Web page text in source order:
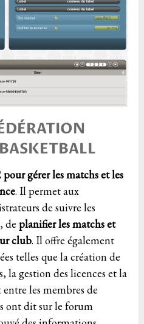
gérer les matchs et les
. Il permet aux
de suivre les
deplanifier les matchs et
club. Il offre également
telles que la création de
la gestion des licences et la
les membres de
ont dit sur le forum